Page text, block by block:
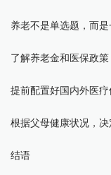
养老不是单选题，而
了解养老金和医保政策
提前配置好国内外医疗
根据父母健康状况，决
结语